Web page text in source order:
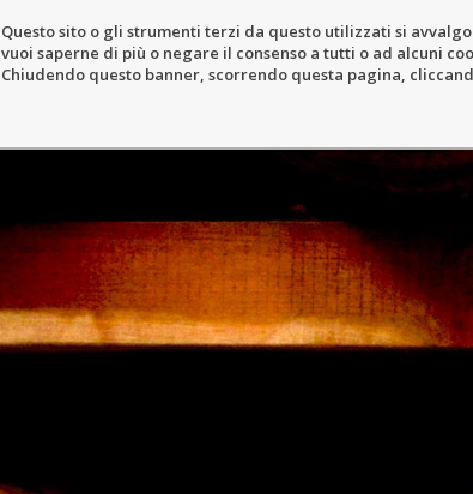
Questo sito o gli strumenti terzi da questo utilizzati si
vuoi saperne di più o negare il consenso a tutti o ad alcuni
Chiudendo questo banner, scorrendo questa pagina,
DER GUTSHOF DER WEINBAUBETRIEB RESORT